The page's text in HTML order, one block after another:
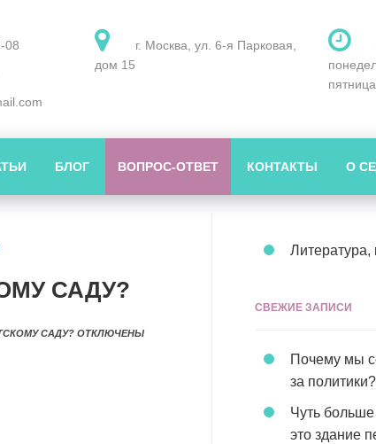
г. Москва, ул. 6-я Парковая,
дом 15
08
БЛОГ ВОПРОС-ОТВЕТ КОНТАКТЫ О
САДУ?
САДУ?ОТКЛЮЧЕНЫ
СВЕЖИЕ ЗАПИСИ
Почему мы
за политики?
Чуть
это здание